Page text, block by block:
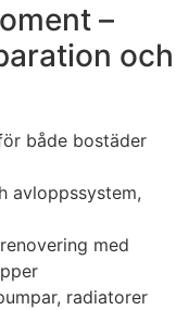
–
och
både bostäder
avloppssystem,
med
radiatorer